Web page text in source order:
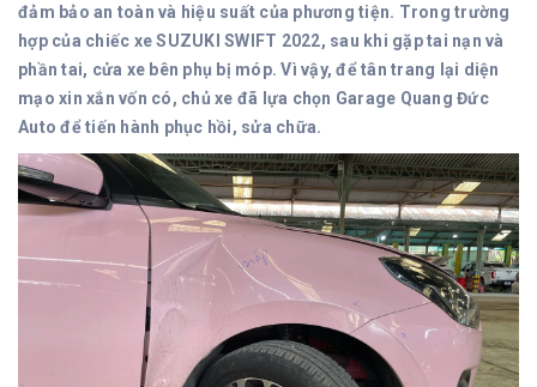
đảm bảo an toàn và hiệu suất của phương tiện. Trong trường
hợp của chiếc xe SUZUKI SWIFT 2022, sau khi gặp tai nạn và
phần tai, cửa xe bên phụ bị móp. Vì vậy, để tân trang lại diện
mạo xin xắn vốn có, chủ xe đã lựa chọn Garage Quang Đức
Auto để tiến hành phục hồi, sửa chữa.